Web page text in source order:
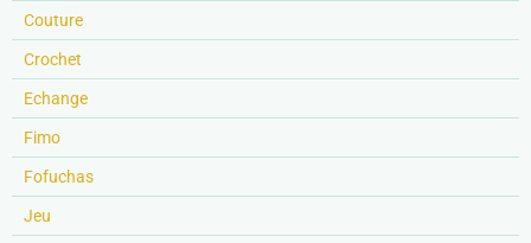
Couture
Crochet
Echange
Fimo
Fofuchas
Jeu